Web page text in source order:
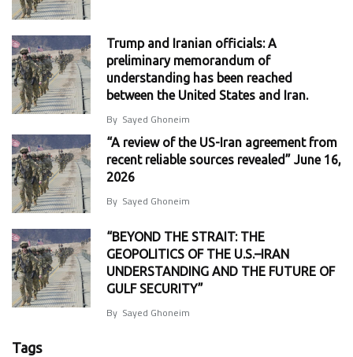
Trump and Iranian officials: A
preliminary memorandum of
understanding has been reached
between the United States and Iran.
By Sayed Ghoneim
“A review of the US-Iran agreement from
recent reliable sources revealed” June 16,
2026
By Sayed Ghoneim
“BEYOND THE STRAIT: THE
GEOPOLITICS OF THE U.S.–IRAN
UNDERSTANDING AND THE FUTURE OF
GULF SECURITY”
By Sayed Ghoneim
Tags